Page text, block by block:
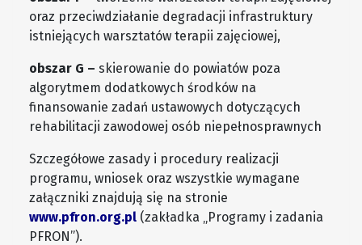
oraz przeciwdziałanie degradacji infrastruktury
istniejących warsztatów terapii zajęciowej,
obszar G – skierowanie do powiatów poza
algorytmem dodatkowych środków na
finansowanie zadań ustawowych dotyczących
rehabilitacji zawodowej osób niepełnosprawnych
Szczegółowe zasady i procedury realizacji
programu, wniosek oraz wszystkie wymagane
załączniki znajdują się na stronie
www.pfron.org.pl (zakładka „Programy i zadania
PFRON”).